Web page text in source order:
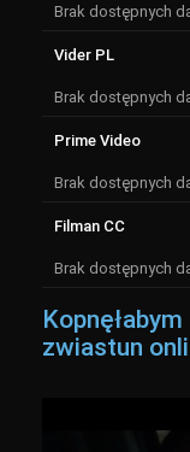
Brak dostępnych
Vider PL
Brak dostępnych
Prime Video
Brak dostępnych
Filman CC
Brak dostępnych
zwiastun